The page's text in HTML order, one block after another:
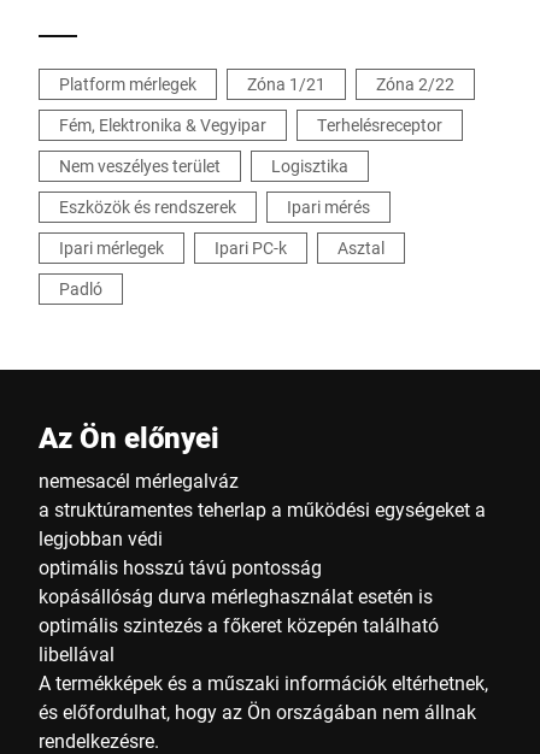
Platform mérlegek Zóna 1/21
Zóna 2/22
Fém, Elektronika & Vegyipar
Terhelésreceptor
Nem veszélyes terület
Logisztika
Eszközök és rendszerek
Ipari mérés
Ipari mérlegek
Ipari PC-k
Asztal
Padló
Az Ön előnyei
nemesacél mérlegalváz
a struktúramentes teherlap a működési egységeket a
legjobban védi
optimális hosszú távú pontosság
kopásállóság durva mérleghasználat esetén is
optimális szintezés a főkeret közepén található
libellával
A termékképek és a műszaki információk eltérhetnek,
és előfordulhat, hogy az Ön országában nem állnak
rendelkezésre.